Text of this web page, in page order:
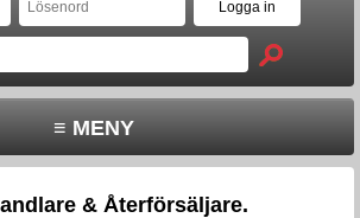
≡ MENY
& Återförsäljare.